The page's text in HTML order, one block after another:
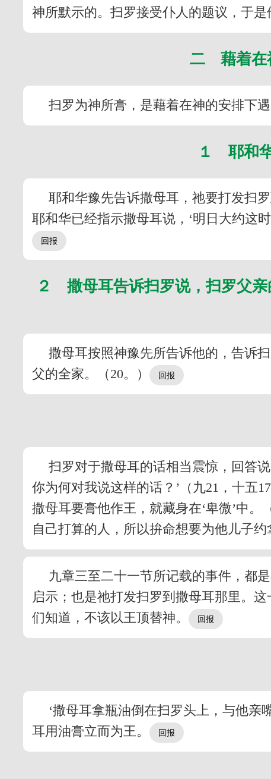
神所默示的。扫罗接受仆人的题议，于是
二 藉着在
扫罗为神所膏，是藉着在神的安排下
１ 耶和
耶和华豫先告诉撒母耳，祂要打发扫
耶和华已经指示撒母耳说，‘明日大约这
２ 撒母耳告诉扫罗说，扫罗父亲
撒母耳按照神豫先所告诉他的，告诉
父的全家。（20。）
扫罗对于撒母耳的话相当震惊，回答
你为何对我说这样的话？’（九21，十五
撒母耳要膏他作王，就藏身在‘卑微’中
自己打算的人，所以拚命想要为他儿子约
九章三至二十一节所记载的事件，都
启示；也是祂打发扫罗到撒母耳那里。
们知道，不该以王顶替神。
‘撒母耳拿瓶油倒在扫罗头上，与他亲
耳用油膏立而为王。